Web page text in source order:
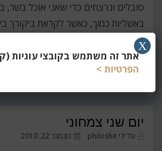
סובלים ונרצחים כדי שאני אוֹכל בשר,
באשליות כמוך, כאשר לקראת ביקורך
רצח-עם של אנשים לשואת בעלי החיים.
שהחלטתי לכתוב את הפוסט…
יום שני צמחוני
על ידי philoshit
פורסםנובמבר 22, 2010
אתר זה משתמש בקובצי עוגיות
הפרטיות >
X